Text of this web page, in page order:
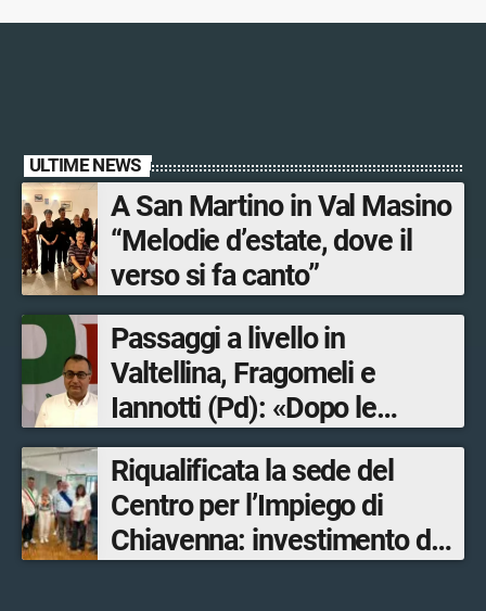
ULTIME NEWS
A San Martino in Val Masino
“Melodie d’estate, dove il
verso si fa canto”
Passaggi a livello in
Valtellina, Fragomeli e
Iannotti (Pd): «Dopo le
Olimpiadi solo un terzo delle
opere sostitutive sarà
ultimato entro il 2026»
Riqualificata la sede del
Centro per l’Impiego di
Chiavenna: investimento da